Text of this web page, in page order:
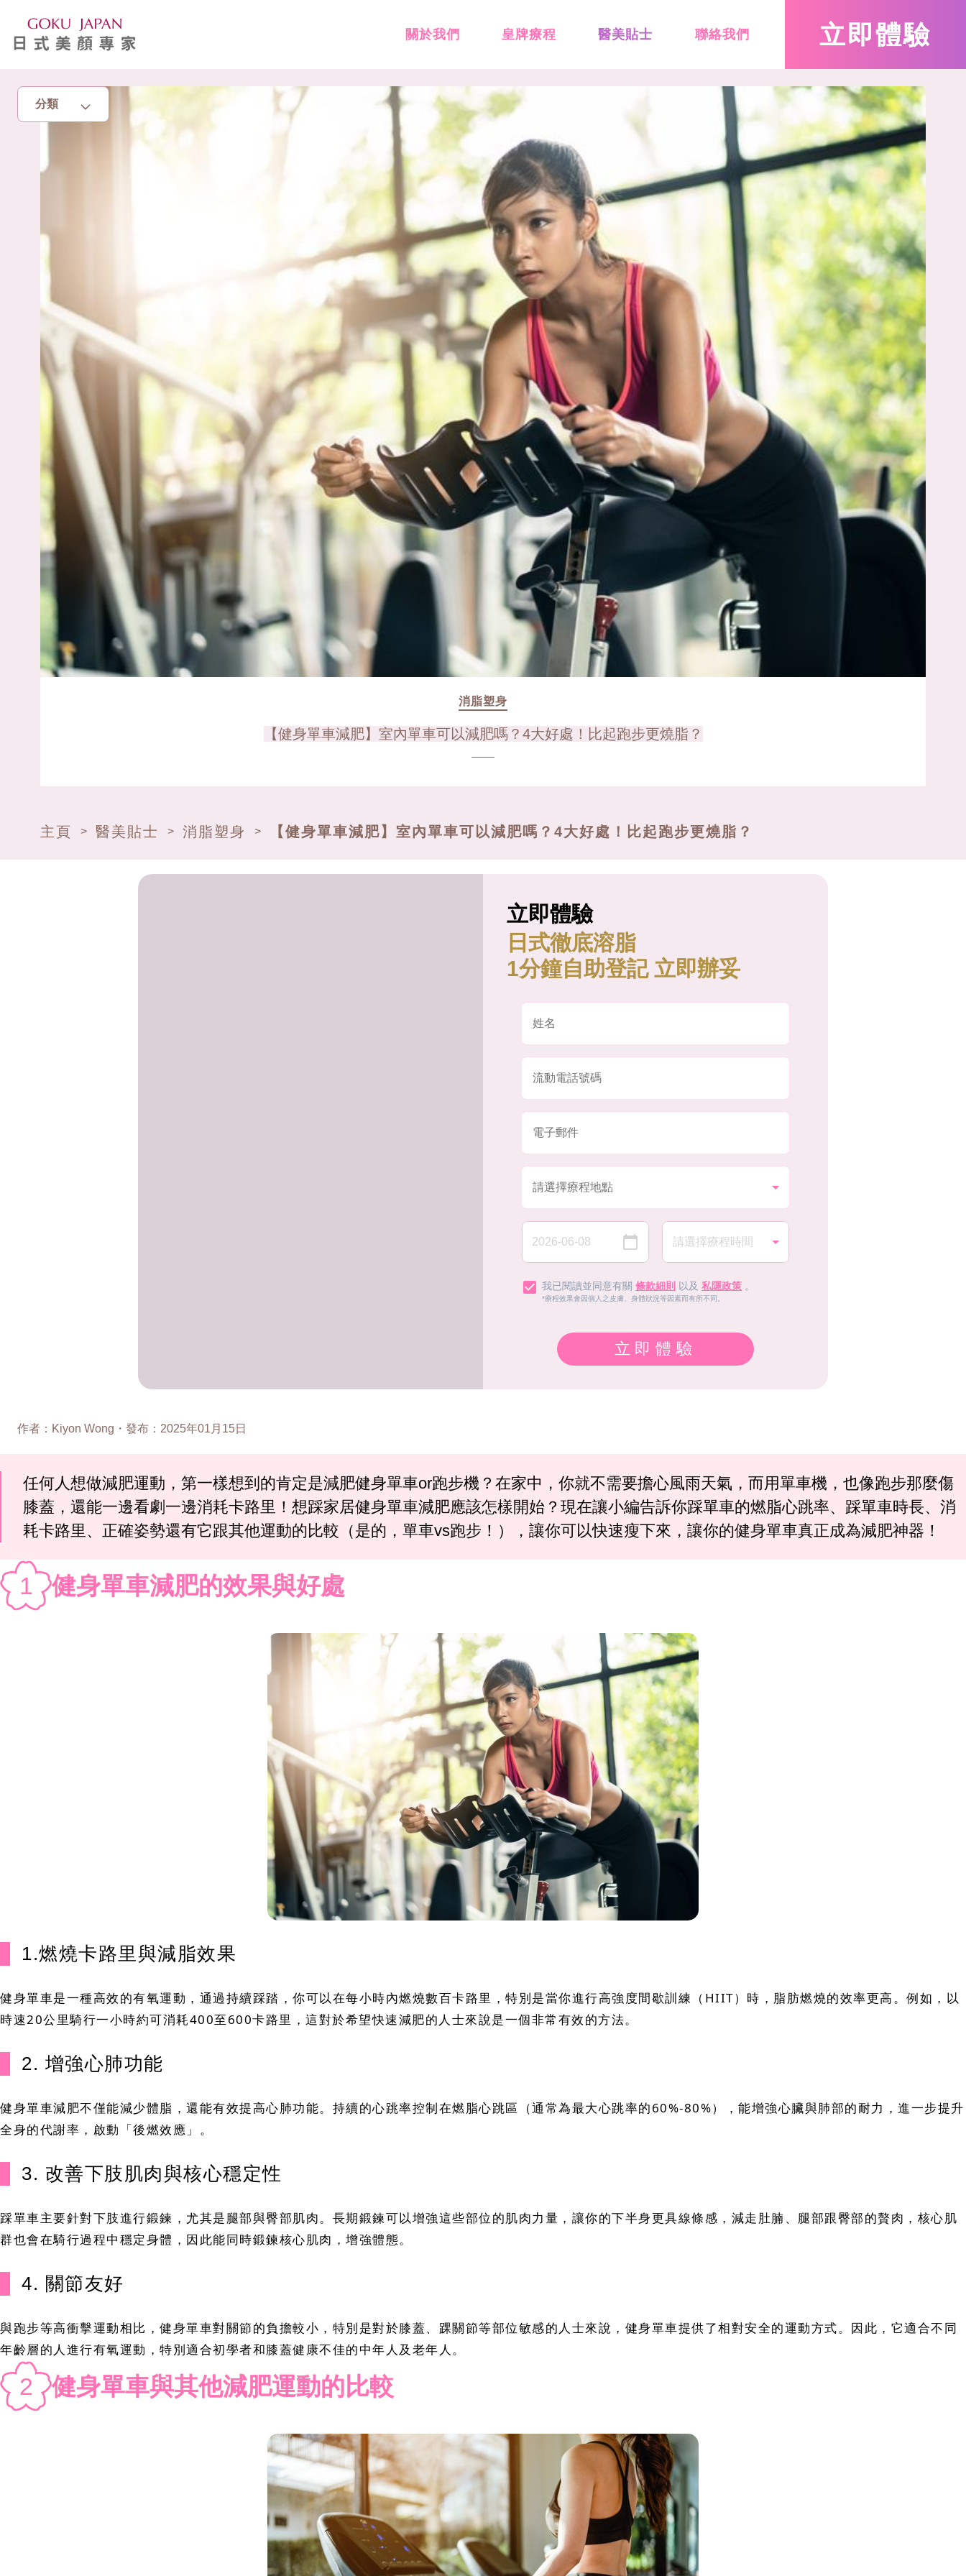
關於我們 皇牌療程 醫美貼士 聯絡我們 立即體驗
分類
亮眼秘籍
美白去斑
增肌減脂
美胸升Cup
消脂塑身
【健身單車減肥】室內單車可以減肥嗎？4大好處！比起跑步更燒脂？
主頁 > 醫美貼士 > 消脂塑身 > 【健身單車減肥】室內單車可以減肥嗎？4大好處！比起跑步更燒脂？
立即體驗
日式徹底溶脂
1分鐘自助登記 立即辦妥
我已閱讀並同意有關 條款細則 以及 私隱政策 。
*療程效果會因個人之皮膚、身體狀況等因素而有所不同。
立即體驗
作者 ： Kiyon Wong ・ 發布 ： 2025年01月15日
任何人想做減肥運動，第一樣想到的肯定是減肥健身單車or跑步機？在家中，你就不需要擔心風雨天氣，而用單車機，也像跑步那麼傷
膝蓋，還能一邊看劇一邊消耗卡路里！想踩家居健身單車減肥應該怎樣開始？現在讓小編告訴你踩單車的燃脂心跳率、踩單車時長、消
耗卡路里、正確姿勢還有它跟其他運動的比較（是的，單車vs跑步！），讓你可以快速瘦下來，讓你的健身單車真正成為減肥神器！
1 健身單車減肥的效果與好處
1.燃燒卡路里與減脂效果
健身單車是一種高效的有氧運動，通過持續踩踏，你可以在每小時內燃燒數百卡路里，特別是當你進行高強度間歇訓練（HIIT）時，脂肪燃燒的效率更高。例如，以
時速20公里騎行一小時約可消耗400至600卡路里，這對於希望快速減肥的人士來說是一個非常有效的方法。
2. 增強心肺功能
健身單車減肥不僅能減少體脂，還能有效提高心肺功能。持續的心跳率控制在燃脂心跳區（通常為最大心跳率的60%-80%），能增強心臟與肺部的耐力，進一步提升
全身的代謝率，啟動「後燃效應」。
3. 改善下肢肌肉與核心穩定性
踩單車主要針對下肢進行鍛鍊，尤其是腿部與臀部肌肉。長期鍛鍊可以增強這些部位的肌肉力量，讓你的下半身更具線條感，減走肚腩、腿部跟臀部的贅肉，核心肌
群也會在騎行過程中穩定身體，因此能同時鍛鍊核心肌肉，增強體態。
4. 關節友好
與跑步等高衝擊運動相比，健身單車對關節的負擔較小，特別是對於膝蓋、踝關節等部位敏感的人士來說，健身單車提供了相對安全的運動方式。因此，它適合不同
年齡層的人進行有氧運動，特別適合初學者和膝蓋健康不佳的中年人及老年人。
2 健身單車與其他減肥運動的比較